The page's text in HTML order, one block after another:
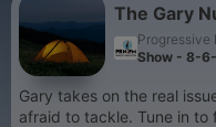
The Gary
Progressive
Show - 8-
Gary takes on the real
afraid to tackle. Tune in